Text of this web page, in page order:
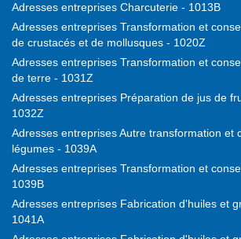
Adresses entreprises Charcuterie - 1013B
Adresses entreprises Transformation et
de crustacés et de mollusques - 1020Z
Adresses entreprises Transformation et
de terre - 1031Z
Adresses entreprises Préparation de jus de
1032Z
Adresses entreprises Autre transformation et
légumes - 1039A
Adresses entreprises Transformation et
1039B
Adresses entreprises Fabrication d'huiles et
1041A